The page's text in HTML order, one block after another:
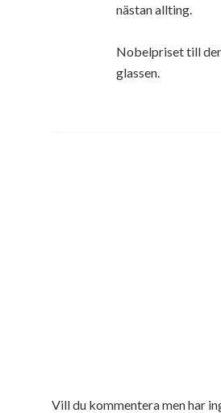
nästan allting.
Nobelpriset till
glassen.
Vill du kommentera men har